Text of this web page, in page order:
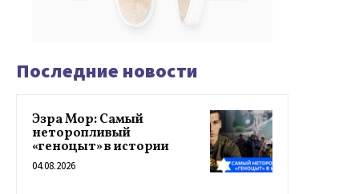
Последние новости
Эзра Мор: Самый
неторопливый
«геноцыт» в истории
04.08.2026